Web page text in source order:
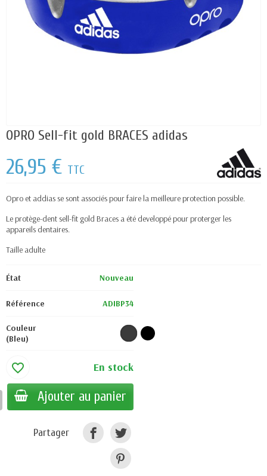
OPRO Sell-fit gold BRACES adidas
26,95 € TTC
Opro et addias se sont associés pour faire la meilleure protection possible.
Le protège-dent sell-fit gold Braces a été developpé pour proterger les
appareils dentaires.
Taille adulte
État Nouveau
Référence ADIBP34
Couleur
(Bleu)
En stock
Ajouter au panier
favorite_border
Partager